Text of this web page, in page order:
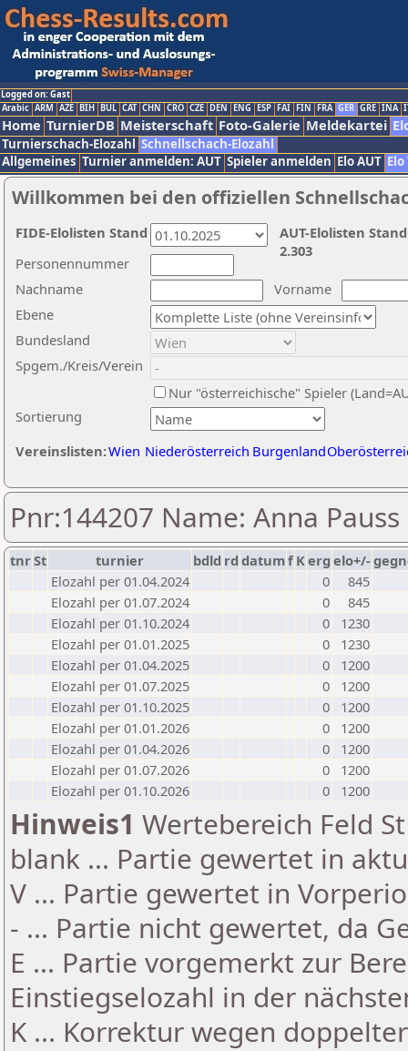
Logged on: Gast
Arabic ARM AZE BIH BUL CAT CHN CRO CZE DEN ENG ESP FAI FIN FRA GER GRE INA
Home TurnierDB Meisterschaft Foto-Galerie Meldekartei
Turnierschach-Elozahl Schnellschach-Elozahl
Allgemeines Turnier anmelden: AUT Spieler anmelden Elo AUT
Willkommen bei den offiziellen
Nachname
Vorname
Ebene
Sortierung
Personennummer
Bundesland
Spgem./Kreis/Verein
Nur "österreichische" Spieler
Vereinslisten:Wien Niederösterreich Burgenland
AUT-Elolisten
2.303
FIDE-Elolisten Stand
Pnr:144207 Name: Anna Pauss
tnrSt turnier bdld rd datumf Kerg elo+/-
Elozahl per 01.04.2024
0
845
Elozahl per 01.07.2024
0
845
Elozahl per 01.10.2024
0
1230
Elozahl per 01.01.2025
0
1230
Elozahl per 01.04.2025
0
1200
Elozahl per 01.07.2025
0
1200
Elozahl per 01.10.2025
0
1200
Elozahl per 01.01.2026
0
1200
Elozahl per 01.04.2026
0
1200
Elozahl per 01.07.2026
0
1200
Elozahl per 01.10.2026
0 1200
Hinweis1 Wertebereich Feld
blank ... Partie gewertet in
V ... Partie gewertet in
- ... Partie nicht gewertet, da
E ... Partie vorgemerkt zur
Einstiegselozahl in der
K ... Korrektur wegen